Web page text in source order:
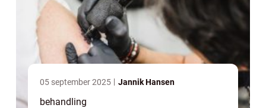
05 september 2025 Jannik Hansen
behandling